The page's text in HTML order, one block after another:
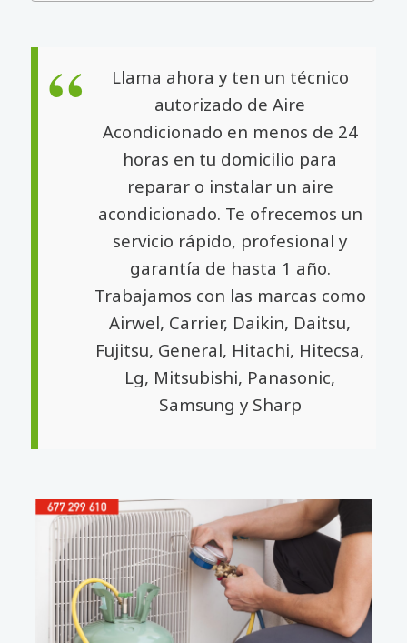
Llama ahora y ten un técnico
autorizado de Aire
Acondicionado en menos de 24
horas en tu domicilio para
reparar o instalar un aire
acondicionado. Te ofrecemos un
servicio rápido, profesional y
garantía de hasta 1 año.
Trabajamos con las marcas como
Airwel, Carrier, Daikin, Daitsu,
Fujitsu, General, Hitachi, Hitecsa,
Lg, Mitsubishi, Panasonic,
Samsung y Sharp